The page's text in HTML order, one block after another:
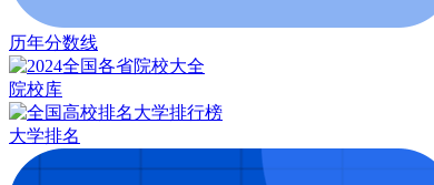
历年分数线
院校库
大学排名